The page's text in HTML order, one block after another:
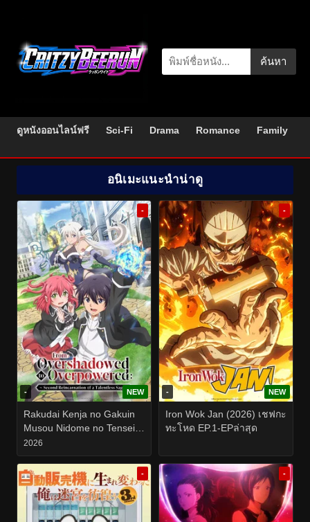
ค้นหา
ดูหนังออนไลน์ฟรี Sci-Fi Drama Romance Family
อนิเมะแนะนำน่าดู
-
- NEW
Rakudai Kenja no Gakuin
Musou Nidome no Tensei
(2026) ปราชญ์ตกชั้นขอเกิด
ใหม่เป็นเทพซ่า EP.1-12
2026
-
- NEW
Iron Wok Jan (2026) เชฟกะ
ทะโหด EP.1-EPล่าสุด
- -